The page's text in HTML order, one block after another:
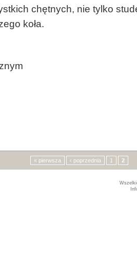
chętnych, nie tylko
koła.
« pierwsza ‹ poprzednia 1 2